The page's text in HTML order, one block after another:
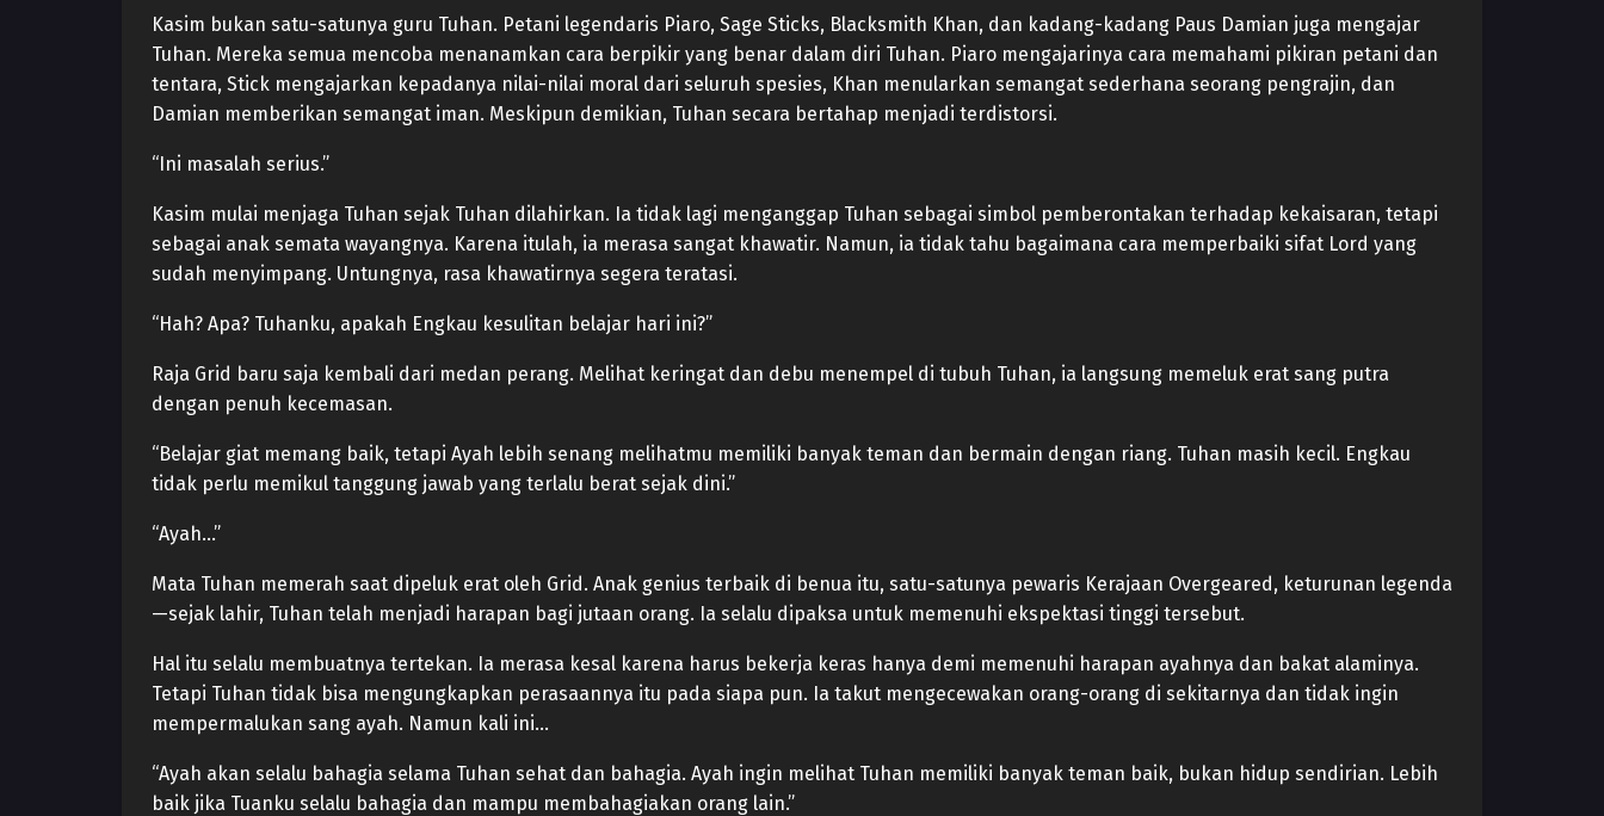
Kasim bukan satu-satunya guru Tuhan. Petani legendaris Piaro, Sage Sticks, Blacksmith Khan, dan kadang-kadang Paus Damian juga mengajar
Tuhan. Mereka semua mencoba menanamkan cara berpikir yang benar dalam diri Tuhan. Piaro mengajarinya cara memahami pikiran petani dan
tentara, Stick mengajarkan kepadanya nilai-nilai moral dari seluruh spesies, Khan menularkan semangat sederhana seorang pengrajin, dan
Damian memberikan semangat iman. Meskipun demikian, Tuhan secara bertahap menjadi terdistorsi.
“Ini masalah serius.”
Kasim mulai menjaga Tuhan sejak Tuhan dilahirkan. Ia tidak lagi menganggap Tuhan sebagai simbol pemberontakan terhadap kekaisaran, tetapi
sebagai anak semata wayangnya. Karena itulah, ia merasa sangat khawatir. Namun, ia tidak tahu bagaimana cara memperbaiki sifat Lord yang
sudah menyimpang. Untungnya, rasa khawatirnya segera teratasi.
“Hah? Apa? Tuhanku, apakah Engkau kesulitan belajar hari ini?”
Raja Grid baru saja kembali dari medan perang. Melihat keringat dan debu menempel di tubuh Tuhan, ia langsung memeluk erat sang putra
dengan penuh kecemasan.
“Belajar giat memang baik, tetapi Ayah lebih senang melihatmu memiliki banyak teman dan bermain dengan riang. Tuhan masih kecil. Engkau
tidak perlu memikul tanggung jawab yang terlalu berat sejak dini.”
“Ayah…”
Mata Tuhan memerah saat dipeluk erat oleh Grid. Anak genius terbaik di benua itu, satu-satunya pewaris Kerajaan Overgeared, keturunan legenda
—sejak lahir, Tuhan telah menjadi harapan bagi jutaan orang. Ia selalu dipaksa untuk memenuhi ekspektasi tinggi tersebut.
Hal itu selalu membuatnya tertekan. Ia merasa kesal karena harus bekerja keras hanya demi memenuhi harapan ayahnya dan bakat alaminya.
Tetapi Tuhan tidak bisa mengungkapkan perasaannya itu pada siapa pun. Ia takut mengecewakan orang-orang di sekitarnya dan tidak ingin
mempermalukan sang ayah. Namun kali ini…
“Ayah akan selalu bahagia selama Tuhan sehat dan bahagia. Ayah ingin melihat Tuhan memiliki banyak teman baik, bukan hidup sendirian. Lebih
baik jika Tuanku selalu bahagia dan mampu membahagiakan orang lain.”